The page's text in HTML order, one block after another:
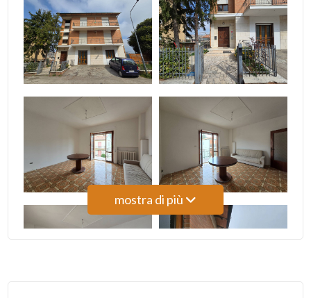
mostra di più
4
5
5+
Camere
minime